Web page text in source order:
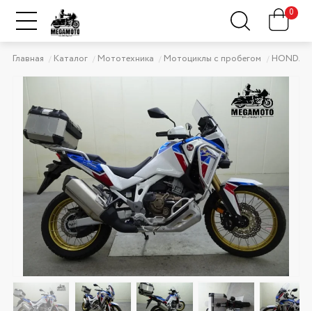
0
Главная Каталог Мототехника Мотоциклы с пробегом HONDA